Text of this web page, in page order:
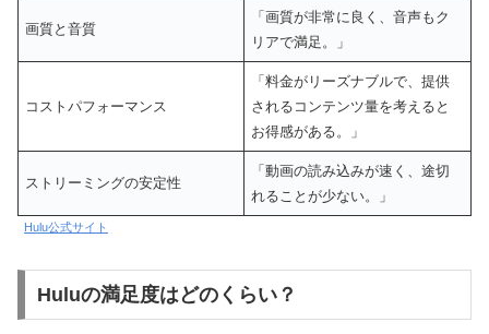
画質と音質
「画質が非常に良く、音声もク
リアで満足。」
コストパフォーマンス
「料金がリーズナブルで、提供
されるコンテンツ量を考えると
お得感がある。」
ストリーミングの安定性
「動画の読み込みが速く、途切
れることが少ない。」
Hulu公式サイト
Huluの満足度はどのくらい？